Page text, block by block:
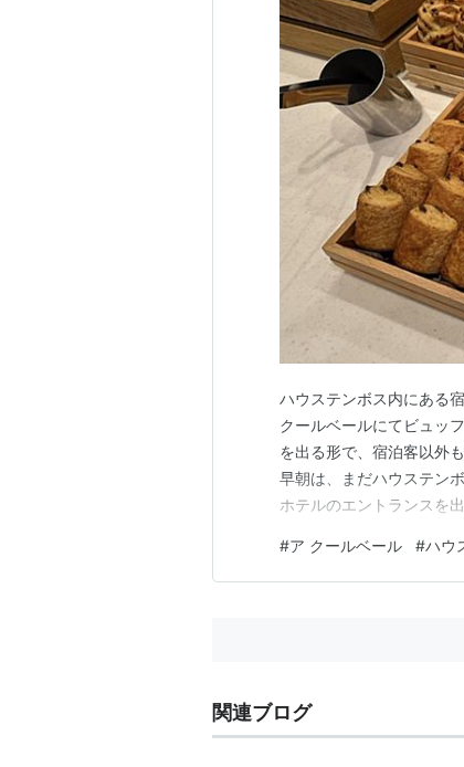
ハウステンボス内にある
クールベールにてビュッ
を出る形で、宿泊客以外
早朝は、まだハウステン
ホテルのエントランスを
は、充実してた。写真は
く、皿うどんやカステラ
#ア クールベール #ハウ
関連ブログ